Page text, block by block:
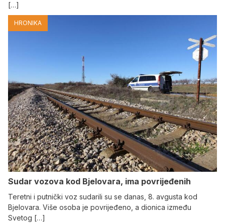
[…]
HRONIKA
Sudar vozova kod Bjelovara, ima povrijeđenih
Teretni i putnički voz sudarili su se danas, 8. avgusta kod
Bjelovara. Više osoba je povrijeđeno, a dionica između
Svetog […]